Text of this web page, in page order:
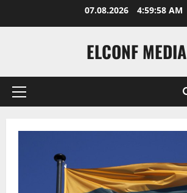
07.08.2026 5:00:00 AM
ELCONF MEDIA
Primary